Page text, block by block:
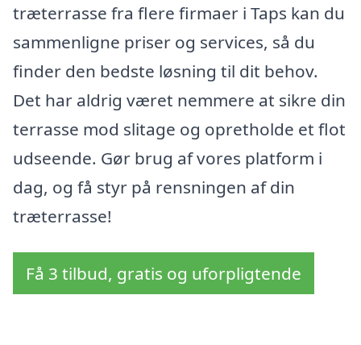
træterrasse fra flere firmaer i Taps kan du
sammenligne priser og services, så du
finder den bedste løsning til dit behov.
Det har aldrig været nemmere at sikre din
terrasse mod slitage og opretholde et flot
udseende. Gør brug af vores platform i
dag, og få styr på rensningen af din
træterrasse!
Få 3 tilbud, gratis og uforpligtende